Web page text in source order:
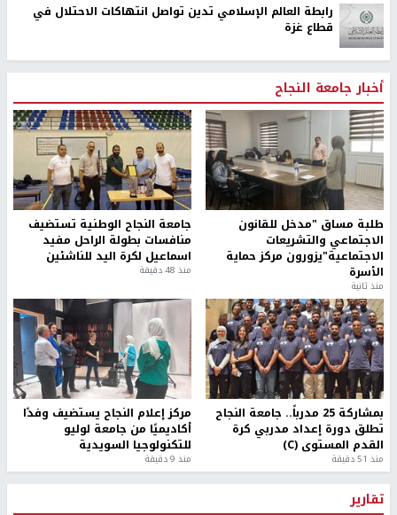
رابطة العالم الإسلامي تدين تواصل انتهاكات الاحتلال في
قطاع غزة
أخبار جامعة النجاح
طلبة مساق "مدخل للقانون
الاجتماعي والتشريعات
الاجتماعية"يزورون مركز حماية
الأسرة
منذ ثانية
جامعة النجاح الوطنية تستضيف
منافسات بطولة الراحل مفيد
اسماعيل لكرة اليد للناشئين
منذ 48 دقيقة
بمشاركة 25 مدرباً.. جامعة النجاح
تطلق دورة إعداد مدربي كرة
القدم المستوى (C)
منذ 51 دقيقة
مركز إعلام النجاح يستضيف وفدًا
أكاديميًا من جامعة لوليو
للتكنولوجيا السويدية
منذ 9 دقيقة
تقارير